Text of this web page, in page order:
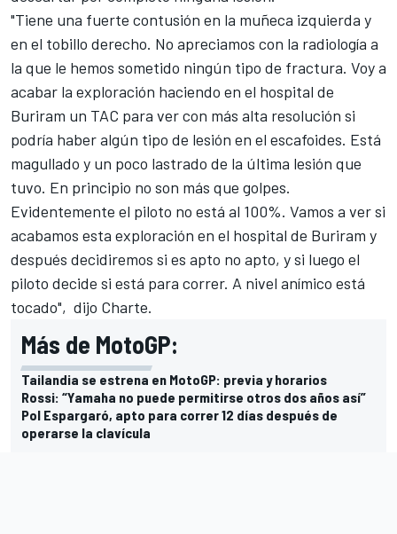
"Tiene una fuerte contusión en la muñeca izquierda y
en el tobillo derecho. No apreciamos con la radiología a
la que le hemos sometido ningún tipo de fractura. Voy a
acabar la exploración haciendo en el hospital de
Buriram un TAC para ver con más alta resolución si
podría haber algún tipo de lesión en el escafoides. Está
magullado y un poco lastrado de la última lesión que
tuvo. En principio no son más que golpes.
Evidentemente el piloto no está al 100%. Vamos a ver si
acabamos esta exploración en el hospital de Buriram y
después decidiremos si es apto no apto, y si luego el
piloto decide si está para correr. A nivel anímico está
tocado", dijo Charte.
Más de MotoGP:
Tailandia se estrena en MotoGP: previa y horarios
Rossi: “Yamaha no puede permitirse otros dos años así”
Pol Espargaró, apto para correr 12 días después de
operarse la clavícula